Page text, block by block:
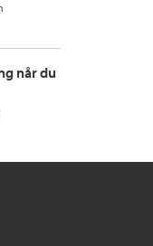
når du